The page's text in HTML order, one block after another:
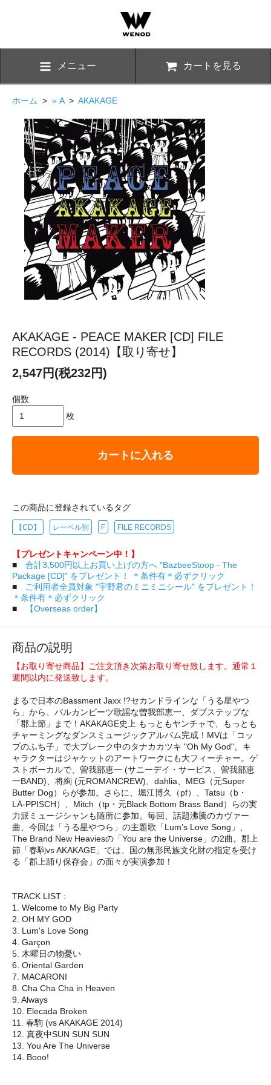
メニュー カートを見る
ホーム > » A> AKAKAGE
AKAKAGE - PEACE MAKER [CD] FILE
RECORDS (2014)【取り寄せ】
2,547円(税232円)
個数
枚
カートに入れる
この商品に登録されているタグ
【CD】 レーベル別 F FILE RECORDS
【プレゼントキャンペーン中！】
■ 合計3,500円以上お買い上げの方へ "BazbeeStoop - The
Package [CD]" をプレゼント！ ＊条件有＊必ずクリック
■
ご利用者全員対象 "宇野君のミニミニシール" をプレゼント！
＊条件有＊必ずクリック
■
【Overseas order】
商品の説明
【お取り寄せ商品】ご注文頂き次第お取り寄せ致します。通常１
週間以内に発送致します。
まるで日本のBassment Jaxx !?セカンドラインな「うる星やつ
ら」から、バルカンビーツ歌謡な曽我部恵一、ダブステップな
「郡上節」まで！AKAKAGE史上 もっともヤンチャで、もっとも
チャーミングなダンスミュージックアルバム完成！MVは「コッ
プのふち子」で大ブレーク中のタナカカツキ "Oh My God"。キ
ャラクターはジャケットのアートワークにも大フィーチャー。ゲ
ストボーカルで、曽我部恵一 (サニーデイ・サービス、曽我部恵
一BAND)、将絢 (元ROMANCREW)、dahlia、MEG（元Super
Butter Dog）らが参加。さらに、堀江博久（pf）、Tatsu（b・
LÄ-PPISCH）、Mitch（tp・元Black Bottom Brass Band）らの実
力派ミュージシャンも随所に参加。毎回、話題沸騰のカヴァー
曲、今回は「うる星やつら」の主題歌「Lum’s Love Song」、
The Brand New Heaviesの「You are the Universe」の2曲。郡上
節「春駒vs AKAKAGE」では、国の無形民族文化財の指定を受け
る「郡上踊り保存会」の面々が実演参加！
TRACK LIST :
1. Welcome to My Big Party
2. OH MY GOD
3. Lum's Love Song
4. Garçon
5. 木曜日の物憂い
6. Oriental Garden
7. MACARONI
8. Cha Cha Cha in Heaven
9. Always
10. Elecada Broken
11. 春駒 (vs AKAKAGE 2014)
12. 真夜中SUN SUN SUN
13. You Are The Universe
14. Booo!